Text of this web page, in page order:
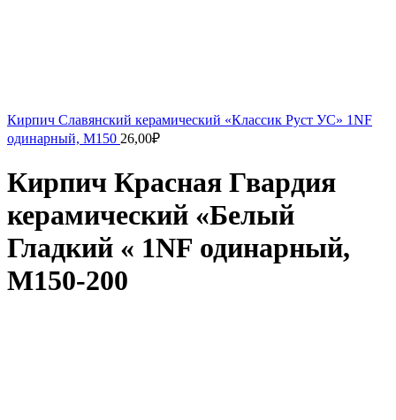
Кирпич Славянский керамический «Классик Руст УС» 1NF
одинарный, М150 26,00₽
Кирпич Красная Гвардия
керамический «Белый
Гладкий « 1NF одинарный,
М150-200